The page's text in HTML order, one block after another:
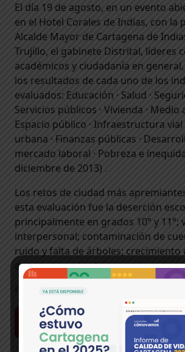
El día 19 de agosto, en un evento
en el Hotel Corales de Indias, con la
Alcalde Mayor de Cartagena de
Trujillo, el gabinete Distrital, líderes
académicos y ciudadanía en
los resultados de cada uno de los
evaluados: Educación · Salud ·
Servicios públicos · Vivienda · Medio
Espacio público · Infraestructura vial
urbana · Finanzas públicas ·
mercado laboral · Pobreza e
diciembre de 2013) .
Los retos de ciudad más
esta evaluación fue la deserción
principalmente en grados 10° y 11°;
interpersonal; contaminación de
ruido y falta de árboles; crecimiento
automotor privado.
Para ver el informe completo